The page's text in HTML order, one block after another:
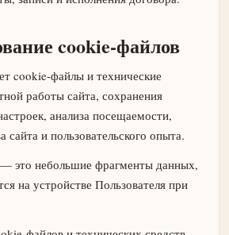
cookie-файлов
cookie-файлы и технические
работы сайта, сохранения
анализа посещаемости,
сайта и пользовательского опыта.
это небольшие фрагменты данных,
на устройстве Пользователя при